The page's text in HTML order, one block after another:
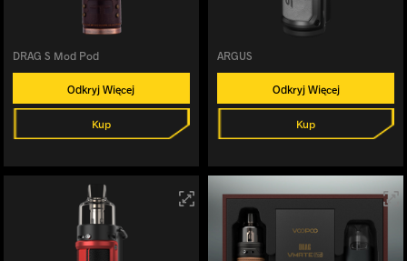
DRAG S Mod Pod
Odkryj Więcej
Kup
ARGUS
Odkryj Więcej
Kup